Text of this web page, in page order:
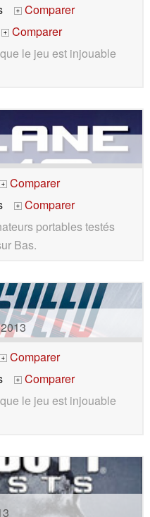
+
Comparer
+
Comparer
le jeu est injouable
+
Comparer
+
Comparer
portables testés
Bas.
2013
+
Comparer
+
Comparer
le jeu est injouable